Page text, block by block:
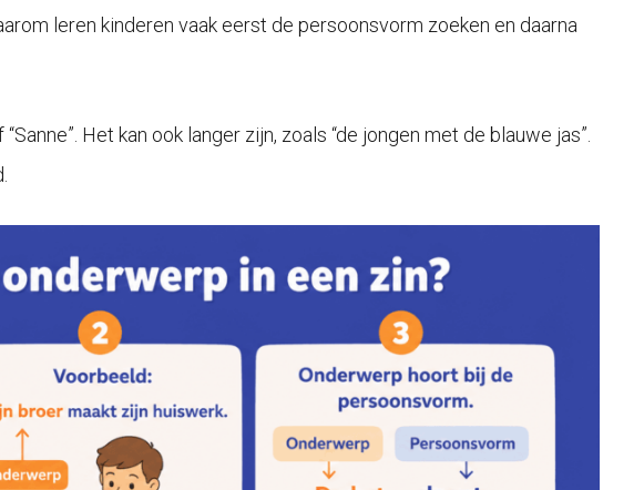
leren kinderen vaak eerst de persoonsvorm zoeken en daarna
Het kan ook langer zijn, zoals “de jongen met de blauwe jas”.